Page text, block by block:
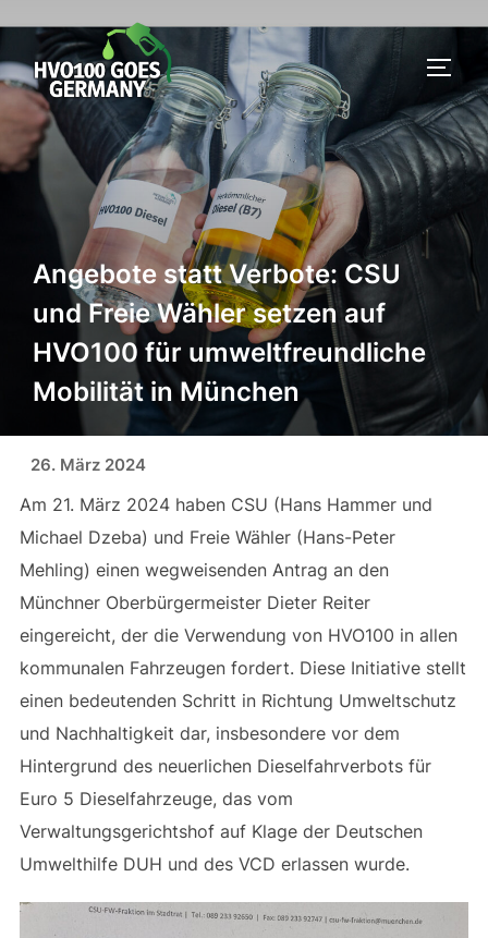
springen
Angebote statt Verbote: CSU
und Freie Wähler setzen auf
HVO100 für umweltfreundliche
Mobilität in München
26. März 2024
Am 21. März 2024 haben CSU (Hans Hammer und
Michael Dzeba) und Freie Wähler (Hans-Peter
Mehling) einen wegweisenden Antrag an den
Münchner Oberbürgermeister Dieter Reiter
eingereicht, der die Verwendung von HVO100 in allen
kommunalen Fahrzeugen fordert. Diese Initiative stellt
einen bedeutenden Schritt in Richtung Umweltschutz
und Nachhaltigkeit dar, insbesondere vor dem
Hintergrund des neuerlichen Dieselfahrverbots für
Euro 5 Dieselfahrzeuge, das vom
Verwaltungsgerichtshof auf Klage der Deutschen
Umwelthilfe DUH und des VCD erlassen wurde.